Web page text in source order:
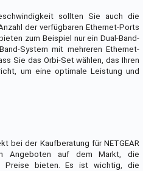
sollten Sie auch die
der verfügbaren Ethernet-Ports
zum Beispiel nur ein Dual-Band-
System mit mehreren Ethernet-
Sie das Orbi-Set wählen, das Ihren
um eine optimale Leistung und
bei der Kaufberatung für NETGEAR
Angeboten auf dem Markt, die
Preise bieten. Es ist wichtig, die